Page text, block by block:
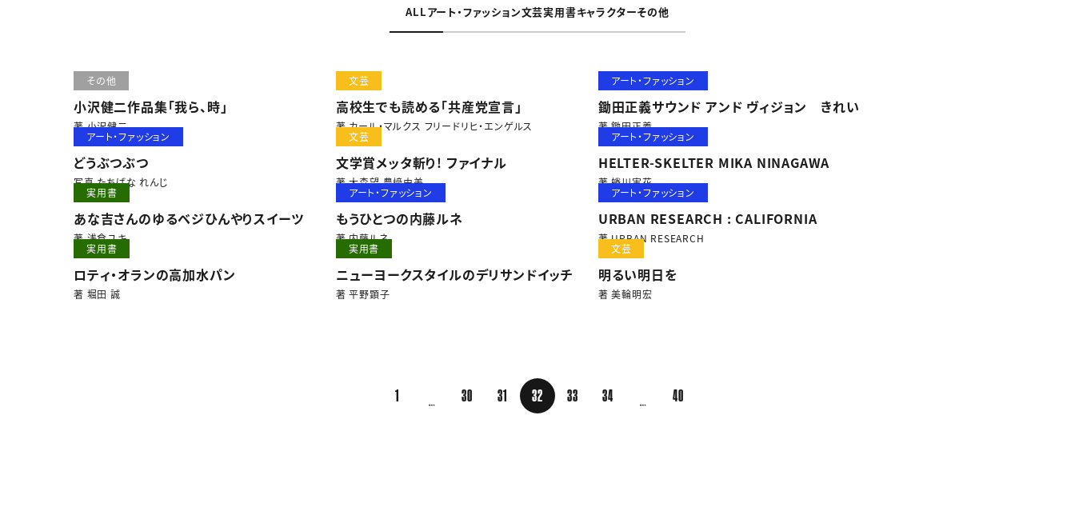
ALLアート・ファッション文芸実用書キャラクターその他
その他
小沢健二作品集「我ら、時」
著 小沢健二
文芸
高校生でも読める「共産党宣言」
著 カール・マルクス フリードリヒ・エンゲルス
アート・ファッション
鋤田正義サウンド アンド ヴィジョン きれい
著 鋤田正義
アート・ファッション
どうぶつぶつ
写真 たちばな れんじ
文芸
文学賞メッタ斬り! ファイナル
著 大森望 豊﨑由美
アート・ファッション
HELTER-SKELTER MIKA NINAGAWA
著 蜷川実花
実用書
あな吉さんのゆるベジひんやりスイーツ
著 浅倉ユキ
アート・ファッション
もうひとつの内藤ルネ
著 内藤ルネ
アート・ファッション
URBAN RESEARCH : CALIFORNIA
著 URBAN RESEARCH
実用書
ロティ・オランの高加水パン
著 堀田 誠
実用書
ニューヨークスタイルのデリサンドイッチ
著 平野顕子
文芸
明るい明日を
著 美輪明宏
1 30 31 32 33 34 40